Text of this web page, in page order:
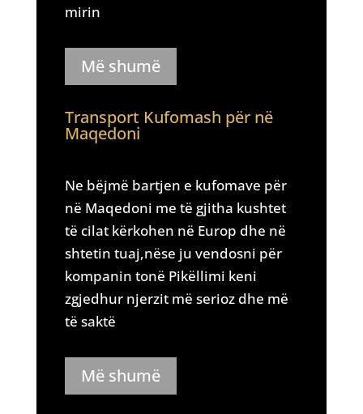
mirin
Më shumë
Transport Kufomash për në
Maqedoni
Ne bëjmë bartjen e kufomave për
në Maqedoni me të gjitha kushtet
të cilat kërkohen në Europ dhe në
shtetin tuaj,nëse ju vendosni për
kompanin tonë Pikëllimi keni
zgjedhur njerzit më serioz dhe më
të saktë
Më shumë